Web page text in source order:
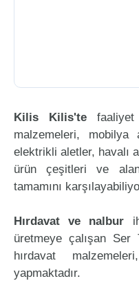
Kilis Kilis'tefaaliyet
malzemeleri, mobilya
elektrikli aletler, havalı
ürün çeşitleri ve
tamamını
Hırdavat ve nalbur
üretmeye çalışan
hırdavat
yapmaktadır.